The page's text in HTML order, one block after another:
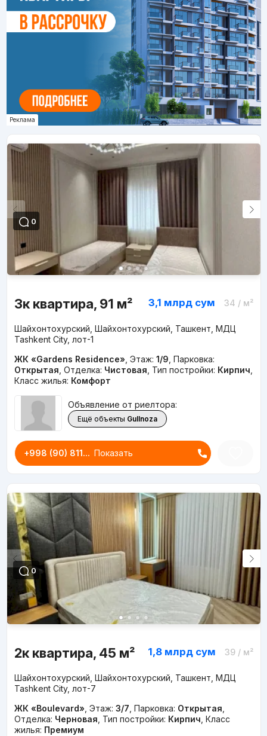
Реклама
0
3к квартира, 91 м² 3,1 млрд сум 34 / м²
Шайхонтохурский, Шайхонтохурский, Ташкент, МДЦ
Tashkent City, лот-1
ЖК «Gardens Residence» Этаж: 1/9 Парковка:
Открытая Отделка: Чистовая Тип постройки: Кирпич
Класс жилья: Комфорт
Объявление от риелтора:
Ещё объекты Gullnoza
+998 (90) 811... Показать
0
2к квартира, 45 м² 1,8 млрд сум 39/ м²
Шайхонтохурский, Шайхонтохурский, Ташкент, МДЦ
Tashkent City, лот-7
ЖК «Boulevard» Этаж: 3/7 Парковка: Открытая
Отделка: Черновая Тип постройки: Кирпич Класс
жилья: Премиум